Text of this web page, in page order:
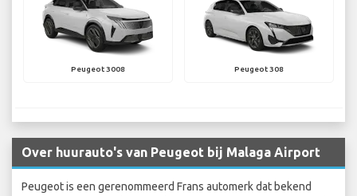
Peugeot 3008 Peugeot 308
Over huurauto's van Peugeot bij Malaga Airport
Peugeot is een gerenommeerd Frans automerk dat bekend